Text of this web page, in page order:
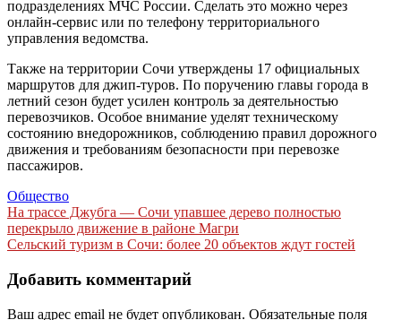
подразделениях МЧС России. Сделать это можно через
онлайн-сервис или по телефону территориального
управления ведомства.
Также на территории Сочи утверждены 17 официальных
маршрутов для джип-туров. По поручению главы города в
летний сезон будет усилен контроль за деятельностью
перевозчиков. Особое внимание уделят техническому
состоянию внедорожников, соблюдению правил дорожного
движения и требованиям безопасности при перевозке
пассажиров.
Общество
Навигация
по
На трассе Джубга — Сочи упавшее дерево полностью
перекрыло движение в районе Магри
Сельский туризм в Сочи: более 20 объектов ждут гостей
Добавить комментарий
Ваш адрес email не будет опубликован. Обязательные поля